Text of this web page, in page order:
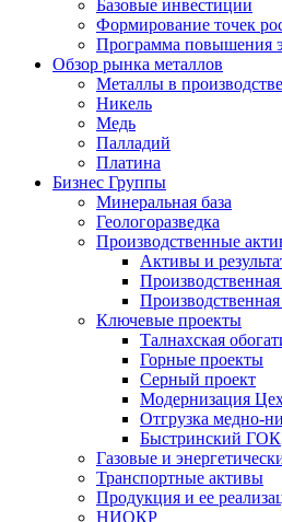
Базовые инвестиции
Формирование точек
Программа повышения
Обзор рынка металлов
Металлы в
Никель
Медь
Палладий
Платина
Бизнес Группы
Минеральная база
Геологоразведка
Производственные
Активы и
Производственная
Ключевые проекты
Талнахская
Горные проекты
Серный проект
Модернизация
Отгрузка медно-
Быстринский ГОК
Газовые и
Транспортные активы
Продукция и ее
НИОКР